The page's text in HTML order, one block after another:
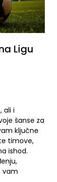
Ligu
ali i
šanse za
ključne
timove,
ishod.
vam